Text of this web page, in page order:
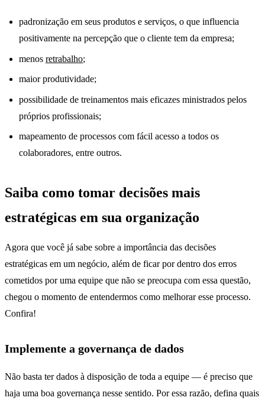
padronização em seus produtos e serviços, o que influencia
positivamente na percepção que o cliente tem da empresa;
menos retrabalho;
maior produtividade;
possibilidade de treinamentos mais eficazes ministrados pelos
próprios profissionais;
mapeamento de processos com fácil acesso a todos os
colaboradores, entre outros.
Saiba como tomar decisões mais
estratégicas em sua organização
Agora que você já sabe sobre a importância das decisões
estratégicas em um negócio, além de ficar por dentro dos erros
cometidos por uma equipe que não se preocupa com essa questão,
chegou o momento de entendermos como melhorar esse processo.
Confira!
Implemente a governança de dados
Não basta ter dados à disposição de toda a equipe — é preciso que
haja uma boa governança nesse sentido. Por essa razão, defina quais